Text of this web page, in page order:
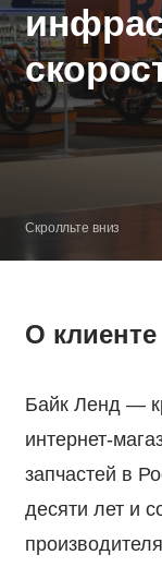
Скролльте вниз
О клиенте
Байк Ленд —
интернет-
запчастей в
десяти лет и